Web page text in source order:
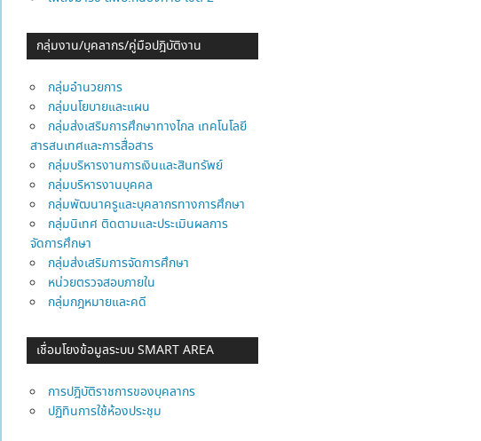
กลุ่มงาน/บุคลากร/คู่มือปฎิบัติงาน
กลุ่มอำนวยการ
กลุ่มนโยบายและแผน
กลุ่มส่งเสริมการศึกษาทางไกล เทคโนโลยี
สารสนเทศและการสื่อสาร
กลุ่มบริหารงานการเงินและสินทรัพย์
กลุ่มบริหารงานบุคคล
กลุ่มพัฒนาครูและบุคลากรทางการศึกษา
กลุ่มนิเทศ ติดตามและประเมินผลการ
จัดการศึกษา
กลุ่มส่งเสริมการจัดการศึกษา
หน่วยตรวจสอบภายใน
กลุ่มกฎหมายและคดี
เชื่อมโยงข้อมูลระบบ SMART AREA
การปฎิบัติราชการของบุคลากร
ปฏิทินการใช้ห้องประชุม